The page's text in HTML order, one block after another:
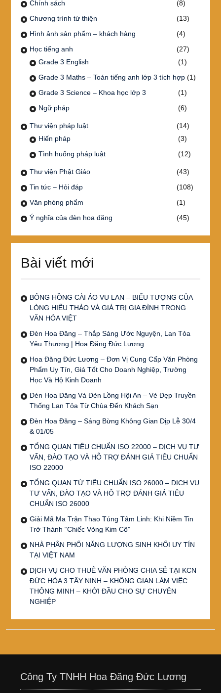
Chính sách
(8)
Chương trình từ thiện
(13)
Hình ảnh sản phẩm – khách hàng
(4)
Học tiếng anh
(27)
Grade 3 English
(1)
Grade 3 Maths – Toán tiếng anh lớp 3 tích hợp(1)
Grade 3 Science – Khoa học lớp 3
(1)
Ngữ pháp
(6)
Thư viện pháp luật
(14)
Hiến pháp
(3)
Tình huống pháp luật
(12)
Thư viện Phật Giáo
(43)
Tin tức – Hỏi đáp
(108)
Văn phòng phẩm
(1)
Ý nghĩa của đèn hoa đăng
(45)
Bài viết mới
BÔNG HỒNG CÀI ÁO VU LAN – BIỂU TƯỢNG CỦA
LÒNG HIẾU THẢO VÀ GIÁ TRỊ GIA ĐÌNH TRONG
VĂN HÓA VIỆT
Đèn Hoa Đăng – Thắp Sáng Ước Nguyện, Lan Tỏa
Yêu Thương | Hoa Đăng Đức Lương
Hoa Đăng Đức Lương – Đơn Vị Cung Cấp Văn Phòng
Phẩm Uy Tín, Giá Tốt Cho Doanh Nghiệp, Trường
Học Và Hộ Kinh Doanh
Đèn Hoa Đăng Và Đèn Lồng Hội An – Vẻ Đẹp Truyền
Thống Lan Tỏa Từ Chùa Đến Khách Sạn
Đèn Hoa Đăng – Sáng Bừng Không Gian Dịp Lễ 30/4
& 01/05
TỔNG QUAN TIÊU CHUẨN ISO 22000 – DỊCH VỤ TƯ
VẤN, ĐÀO TẠO VÀ HỖ TRỢ ĐÁNH GIÁ TIÊU CHUẨN
ISO 22000
TỔNG QUAN TỪ TIÊU CHUẨN ISO 26000 – DỊCH VỤ
TƯ VẤN, ĐÀO TẠO VÀ HỖ TRỢ ĐÁNH GIÁ TIÊU
CHUẨN ISO 26000
Giải Mã Ma Trận Thao Túng Tâm Linh: Khi Niềm Tin
Trở Thành “Chiếc Vòng Kim Cô”
NHÀ PHÂN PHỐI NĂNG LƯỢNG SINH KHỐI UY TÍN
TẠI VIỆT NAM
DỊCH VỤ CHO THUÊ VĂN PHÒNG CHIA SẺ TẠI KCN
ĐỨC HÒA 3 TÂY NINH – KHÔNG GIAN LÀM VIỆC
THÔNG MINH – KHỞI ĐẦU CHO SỰ CHUYÊN
NGHIỆP
Công Ty TNHH Hoa Đăng Đức Lương